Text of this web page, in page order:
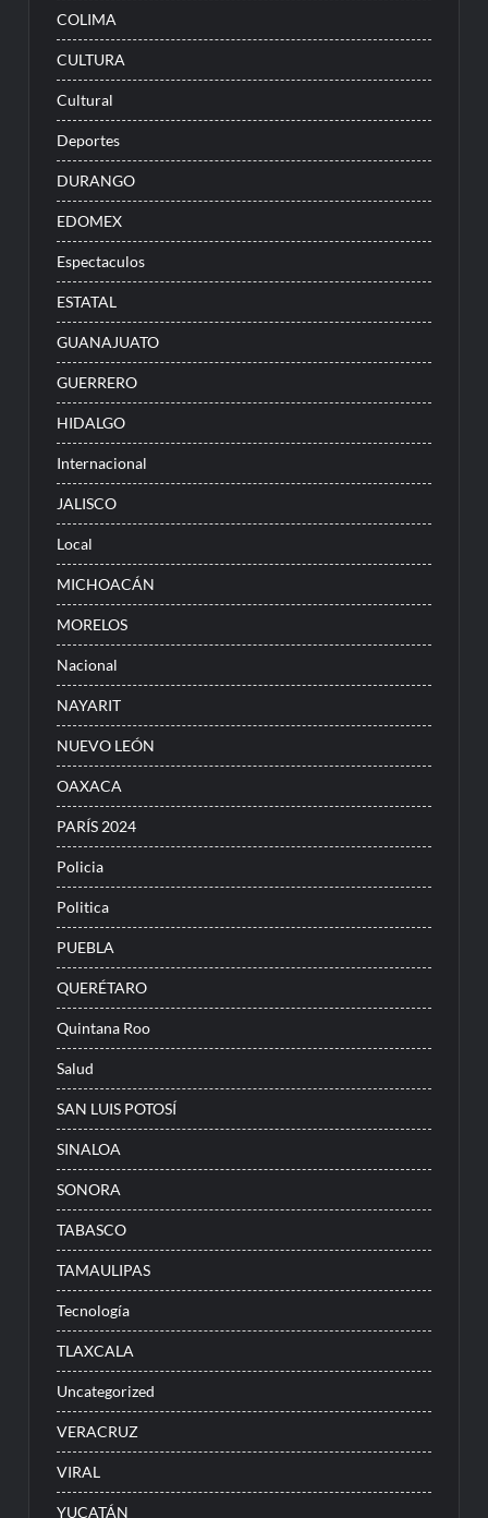
COLIMA
CULTURA
Cultural
Deportes
DURANGO
EDOMEX
Espectaculos
ESTATAL
GUANAJUATO
GUERRERO
HIDALGO
Internacional
JALISCO
Local
MICHOACÁN
MORELOS
Nacional
NAYARIT
NUEVO LEÓN
OAXACA
PARÍS 2024
Policia
Politica
PUEBLA
QUERÉTARO
Quintana Roo
Salud
SAN LUIS POTOSÍ
SINALOA
SONORA
TABASCO
TAMAULIPAS
Tecnología
TLAXCALA
Uncategorized
VERACRUZ
VIRAL
YUCATÁN